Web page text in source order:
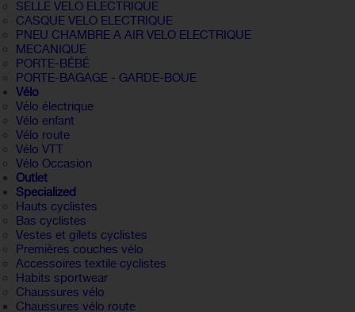
SELLE VELO ELECTRIQUE
CASQUE VELO ELECTRIQUE
PNEU CHAMBRE A AIR VELO ELECTRIQUE
MECANIQUE
PORTE-BÉBÉ
PORTE-BAGAGE - GARDE-BOUE
Vélo
Vélo électrique
Vélo enfant
Vélo route
Vélo VTT
Vélo Occasion
Outlet
Specialized
Hauts cyclistes
Bas cyclistes
Vestes et gilets cyclistes
Premières couches vélo
Accessoires textile cyclistes
Habits sportwear
Chaussures vélo
Chaussures vélo route